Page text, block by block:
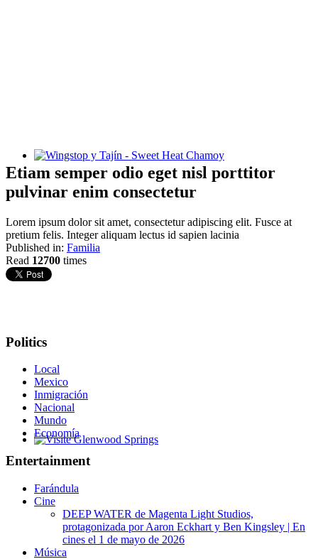
Wingstop y Tajín - Sweet Heat Chamoy
Etiam semper odio eget nisl porttitor
pulvinar enim consectetur
Lorem ipsum dolor sit amet, consectetur adipiscing elit. Fusce at
pretium felis. Integer aliquam lectus id sapien lacinia
Published in: Familia
Read 12700 times
Politics
Local
Mexico
Inmigración
Nacional
Mundo
Economía
Entertainment
Farándula
Cine
DEEP WATER de Magenta Light Studios,
protagonizada por Aaron Eckhart y Ben Kingsley | En
cines el 1 de mayo de 2026
Música